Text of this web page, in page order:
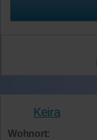
Keira
Wohnort: